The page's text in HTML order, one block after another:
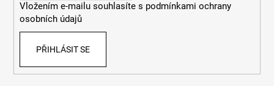
Vložením e-mailu souhlasíte s podmínkami ochrany
osobních údajů
PŘIHLÁSIT SE